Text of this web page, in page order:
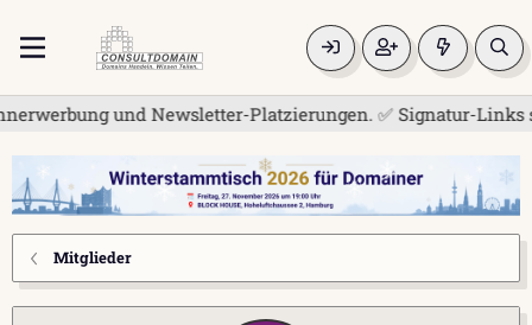
und Newsletter-Platzierungen. ✅ Signatur-Links
Mitglieder